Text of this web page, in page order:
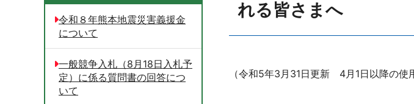
れる皆さまへ
（令和5年3月31日更新 4月1日以降の使
令和８年熊本地震災害義援金
について
一般競争入札（8月18日入札予
定）に係る質問書の回答につ
いて